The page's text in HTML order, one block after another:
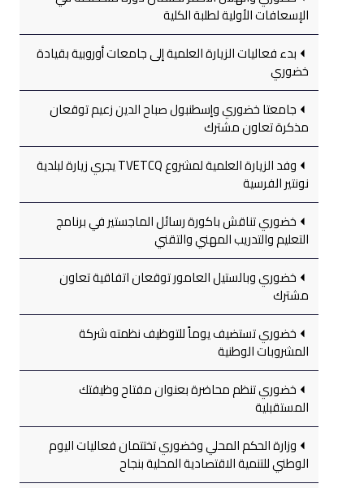
الإسعافات الأولية لطلبة الكلية
بدء فعاليات الزيارة العلمية إلى جامعات أوروبية بقيادة
خضوري
جامعتا خضوري وإسطنبول صباح الدين زعيم توقعان
مذكرة تعاون مشترك
وفد الزيارة العلمية لمشروع TVETCQ يجري زيارة لبلدية
نونتير الفرسية
خضوري تناقش باكورة رسائل الماجستير في برنامج
التعليم والتدريب المهني والتقني
خضوري وبالستيل العامور توقعان اتفاقية تعاون
مشترك
خضوري تستضيف يوماً للتوظيف نظمته شركة
المشروبات الوطنية
خضوري تنظم محاضرة بعنوان مفتاح وظيفتك
المستقبلية
وزارة الحكم المحلي وخضوري تختتمان فعاليات اليوم
الوطني للتنمية الاقتصادية المحلية بنجاح